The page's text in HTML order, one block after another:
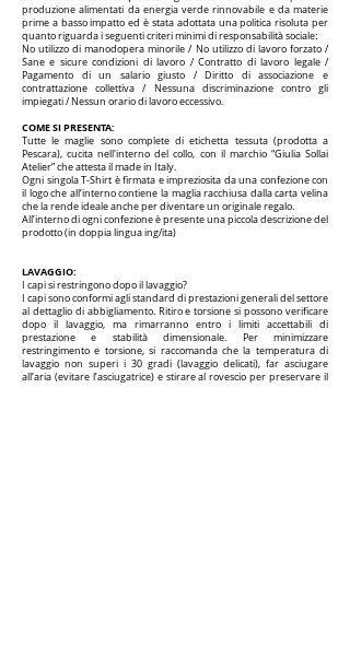
produzione alimentati da energia verde rinnovabile e da materie
prime a basso impatto ed è stata adottata una politica risoluta per
quanto riguarda i seguenti criteri minimi di responsabilità sociale:
No utilizzo di manodopera minorile / No utilizzo di lavoro forzato /
Sane e sicure condizioni di lavoro / Contratto di lavoro legale /
Pagamento di un salario giusto / Diritto di associazione e
contrattazione collettiva / Nessuna discriminazione contro gli
impiegati / Nessun orario di lavoro eccessivo.
COME SI PRESENTA:
Tutte le maglie sono complete di etichetta tessuta (prodotta a
Pescara), cucita nell'interno del collo, con il marchio “Giulia Sollai
Atelier” che attesta il made in Italy.
Ogni singola T-Shirt è firmata e impreziosita da una confezione con
il logo che all’interno contiene la maglia racchiusa dalla carta velina
che la rende ideale anche per diventare un originale regalo.
All’interno di ogni confezione è presente una piccola descrizione del
prodotto (in doppia lingua ing/ita)
LAVAGGIO:
I capi si restringono dopo il lavaggio?
I capi sono conformi agli standard di prestazioni generali del settore
al dettaglio di abbigliamento. Ritiro e torsione si possono verificare
dopo il lavaggio, ma rimarranno entro i limiti accettabili di
prestazione e stabilità dimensionale. Per minimizzare
restringimento e torsione, si raccomanda che la temperatura di
lavaggio non superi i 30 gradi (lavaggio delicati), far asciugare
all’aria (evitare l’asciugatrice) e stirare al rovescio per preservare il